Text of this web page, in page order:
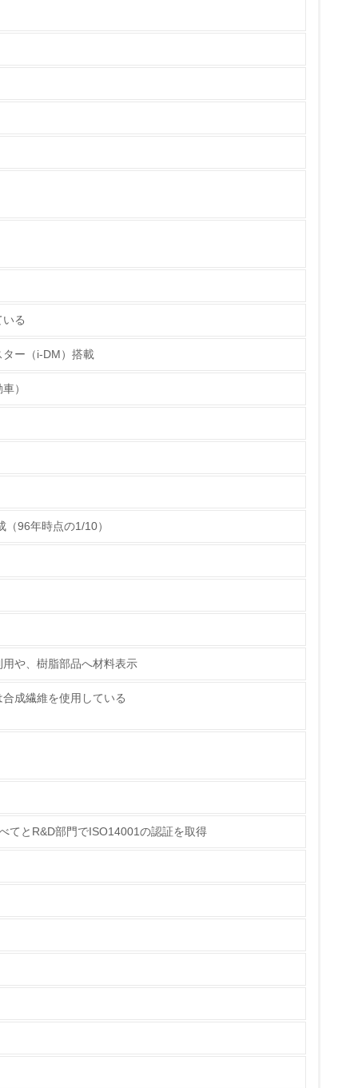
使用量削減の取り組みを行っている
・販売
る
的な販売目標や計画を立てている
ている
ル目標や計画を立てている
る
ー（i-DM）搭載
）
96年時点の1/10）
や、樹脂部品へ材料表示
成繊維を使用している
てとR&D部門でISO14001の認証を取得